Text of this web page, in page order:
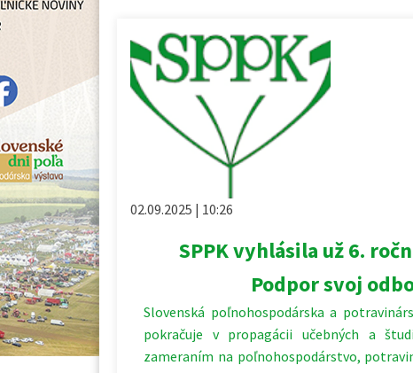
02.09.2025 | 10:26
SPPK vyhlásila už 6.
Podpor svoj
Slovenská poľnohospodárska a
pokračuje v propagácii učebných a
zameraním na poľnohospodárstvo,